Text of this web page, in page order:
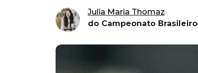
Julia Maria Thomaz
do Campeonato Brasileiro